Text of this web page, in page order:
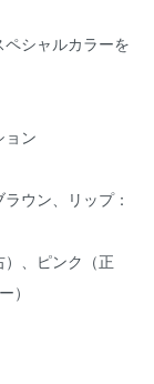
シャルカラーを
ョン
ウン、リップ：
）、ピンク（正
）